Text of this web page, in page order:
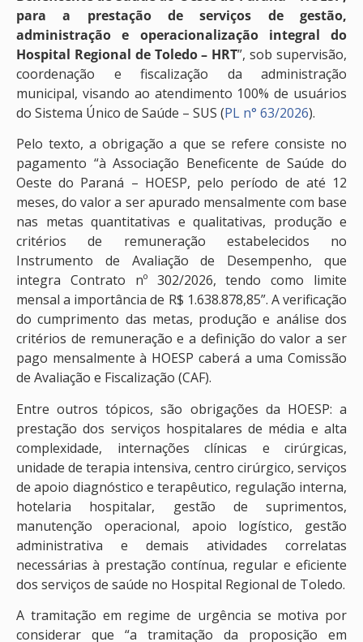
para a prestação de serviços de gestão,
administração e operacionalização integral do
Hospital Regional de Toledo – HRT”, sob supervisão,
coordenação e fiscalização da administração
municipal, visando ao atendimento 100% de usuários
do Sistema Único de Saúde – SUS (PL n° 63/2026).
Pelo texto, a obrigação a que se refere consiste no
pagamento “à Associação Beneficente de Saúde do
Oeste do Paraná – HOESP, pelo período de até 12
meses, do valor a ser apurado mensalmente com base
nas metas quantitativas e qualitativas, produção e
critérios de remuneração estabelecidos no
Instrumento de Avaliação de Desempenho, que
integra Contrato nº 302/2026, tendo como limite
mensal a importância de R$ 1.638.878,85”. A verificação
do cumprimento das metas, produção e análise dos
critérios de remuneração e a definição do valor a ser
pago mensalmente à HOESP caberá a uma Comissão
de Avaliação e Fiscalização (CAF).
Entre outros tópicos, são obrigações da HOESP: a
prestação dos serviços hospitalares de média e alta
complexidade, internações clínicas e cirúrgicas,
unidade de terapia intensiva, centro cirúrgico, serviços
de apoio diagnóstico e terapêutico, regulação interna,
hotelaria hospitalar, gestão de suprimentos,
manutenção operacional, apoio logístico, gestão
administrativa e demais atividades correlatas
necessárias à prestação contínua, regular e eficiente
dos serviços de saúde no Hospital Regional de Toledo.
A tramitação em regime de urgência se motiva por
considerar que “a tramitação da proposição em